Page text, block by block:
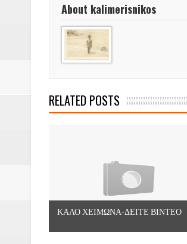
About kalimerisnikos
RELATED POSTS
ΚΑΛΟ ΧΕΙΜΩΝΑ-ΔΕΙΤΕ ΒΙΝΤΕΟ